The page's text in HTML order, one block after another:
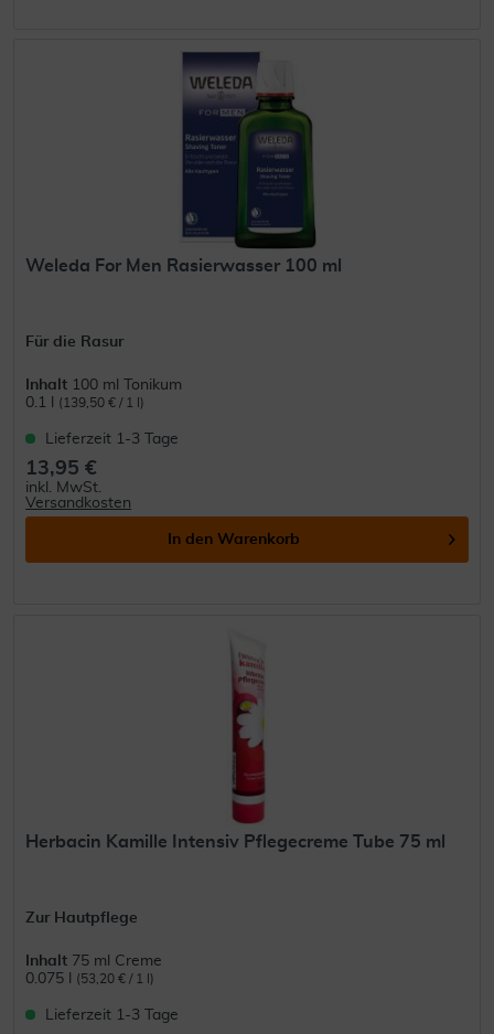
Weleda For Men Rasierwasser 100 ml
Für die Rasur
Inhalt 100 ml Tonikum
0.1 l
(139,50 € / 1 l)
Lieferzeit 1-3 Tage
13,95 €
inkl. MwSt.
Versandkosten
In den Warenkorb
Herbacin Kamille Intensiv Pflegecreme Tube 75 ml
Zur Hautpflege
Inhalt 75 ml Creme
0.075 l
(53,20 € / 1 l)
Lieferzeit 1-3 Tage